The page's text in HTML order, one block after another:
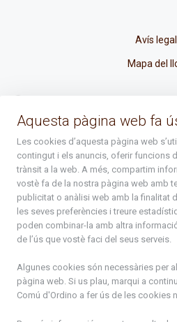
Avís legal
Mapa del
atenciociutadana@ordino.ad
+376 878 100
De Dl. a Dv. : de 8 a 16h (els
fins al divendres de la
Subscriu-te
Aquesta pàgina web fa
Les cookies d’aquesta pàgina web
contingut i els anuncis, oferir funcions
trànsit a la web. A més, compartim
vostè fa de la nostra pàgina web amb
publicitat o anàlisi web amb la finalitat
les seves preferències i treure
poden combinar-la amb altra
de l’ús que vostè faci del seus serveis.
Algunes cookies són necessàries per
pàgina web. Si us plau, marqui a
Comú d'Ordino a fer ús de les cookies